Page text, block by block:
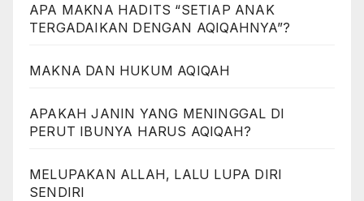
APA MAKNA HADITS “SETIAP ANAK
TERGADAIKAN DENGAN AQIQAHNYA”?
MAKNA DAN HUKUM AQIQAH
APAKAH JANIN YANG MENINGGAL DI
PERUT IBUNYA HARUS AQIQAH?
MELUPAKAN ALLAH, LALU LUPA DIRI
SENDIRI